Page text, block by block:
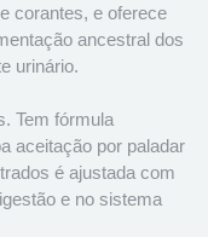
corantes, e oferece
ancestral dos
urinário.
Tem fórmula
aceitação por paladar
é ajustada com
e no sistema